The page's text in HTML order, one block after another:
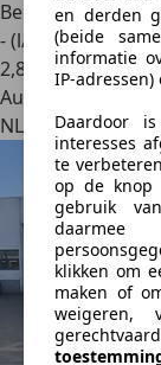
Benzine
- (l/100 km)
2,8
Autobedrijf
NL 7773 NN
en derden
(beide
informatie
IP-
Daardoor
interesses
te
op de knop
gebruik
daarmee
klikken om
maken of